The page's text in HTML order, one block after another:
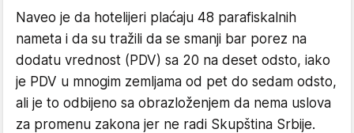
Naveo je da hotelijeri plaćaju 48 parafiskalnih
nameta i da su tražili da se smanji bar porez na
dodatu vrednost (PDV) sa 20 na deset odsto, iako
je PDV u mnogim zemljama od pet do sedam odsto,
ali je to odbijeno sa obrazloženjem da nema uslova
za promenu zakona jer ne radi Skupština Srbije.